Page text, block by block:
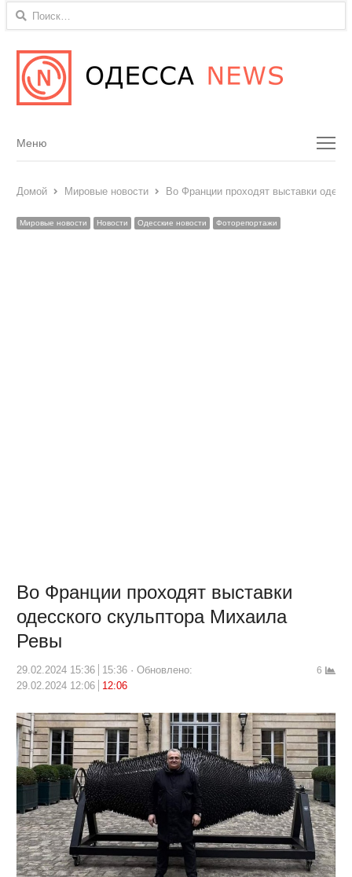
Найти:
Menu
Меню
Домой Мировые новости Во Франции проходят выставки
Мировые новости Новости Одесские новости Фоторепортажи
Во Франции проходят выставки
одесского скульптора Михаила
Ревы
29.02.2024 15:36 15:36
Обновлено:
29.02.2024 12:06
12:06
6